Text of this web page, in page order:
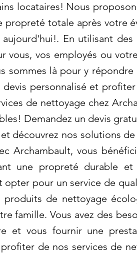
locataires! Nous
propreté totale après votre
En utilisant
vous, vos employés ou
sommes là pour y
personnalisé et
de nettoyage chez
Demandez un devis
découvrez nos solutions
Archambault, vous
une propreté durable
opter pour un service de
produits de nettoyage
famille. Vous avez des
et vous fournir une
de nos services de